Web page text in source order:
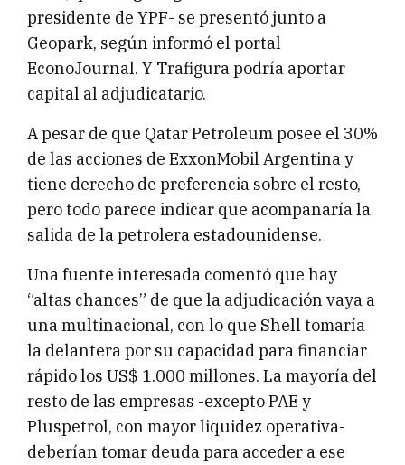
presidente de YPF- se presentó junto a
Geopark, según informó el portal
EconoJournal. Y Trafigura podría aportar
capital al adjudicatario.
A pesar de que Qatar Petroleum posee el 30%
de las acciones de ExxonMobil Argentina y
tiene derecho de preferencia sobre el resto,
pero todo parece indicar que acompañaría la
salida de la petrolera estadounidense.
Una fuente interesada comentó que hay
“altas chances” de que la adjudicación vaya a
una multinacional, con lo que Shell tomaría
la delantera por su capacidad para financiar
rápido los US$ 1.000 millones. La mayoría del
resto de las empresas -excepto PAE y
Pluspetrol, con mayor liquidez operativa-
deberían tomar deuda para acceder a ese